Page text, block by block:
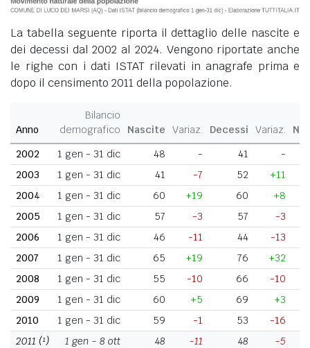
La tabella seguente riporta il dettaglio delle nascite e
dei decessi dal 2002 al 2024. Vengono riportate anche
le righe con i dati ISTAT rilevati in anagrafe prima e
dopo il censimento 2011 della popolazione.
Anno
Bilancio
demografico
Nascite Variaz. Decessi Variaz.
2002
1 gen - 31 dic 48 - 41
-
2003
1 gen - 31 dic 41 -7 52
+11
2004
1 gen - 31 dic 60 +19 60
+8
2005
1 gen - 31 dic 57 -3 57
-3
2006
1 gen - 31 dic 46 -11 44
-13
2007
1 gen - 31 dic 65 +19 76
+32
2008
1 gen - 31 dic 55 -10 66
-10
2009
1 gen - 31 dic 60 +5 69
+3
2010
1 gen - 31 dic 59 -1 53
-16
2011 (¹) 1 gen - 8 ott 48 -11 48
-5